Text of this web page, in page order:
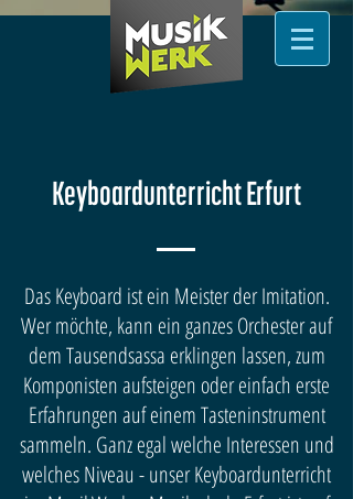
Keyboardunterricht Erfurt
Das Keyboard ist ein Meister der Imitation.
Wer möchte, kann ein ganzes Orchester auf
dem Tausendsassa erklingen lassen, zum
Komponisten aufsteigen oder einfach erste
Erfahrungen auf einem Tasteninstrument
sammeln. Ganz egal welche Interessen und
welches Niveau - unser Keyboardunterricht